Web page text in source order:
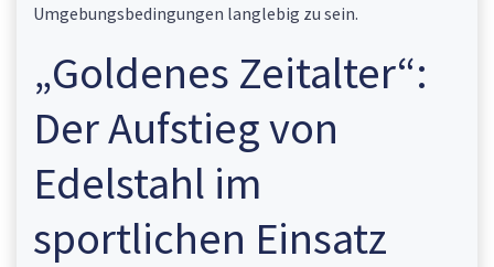
Umgebungsbedingungen langlebig zu sein.
„Goldenes Zeitalter“:
Der Aufstieg von
Edelstahl im
sportlichen Einsatz